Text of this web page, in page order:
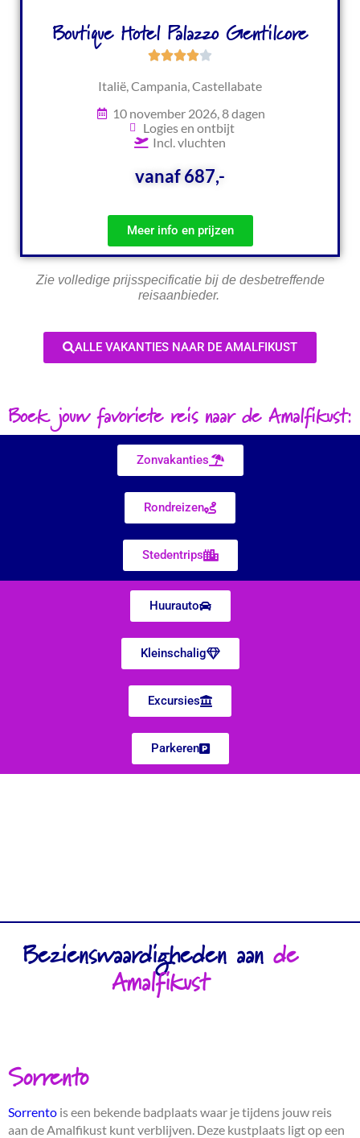
Boutique Hotel Palazzo Gentilcore
Italië, Campania, Castellabate
10 november 2026, 8 dagen
Logies en ontbijt
Incl. vluchten
vanaf 687,-
Meer info en prijzen
Zie volledige prijsspecificatie bij de desbetreffende
reisaanbieder.
ALLE VAKANTIES NAAR DE AMALFIKUST
Boek jouw favoriete reis naar de Amalfikust:
Zonvakanties
Rondreizen
Stedentrips
Huurauto
Kleinschalig
Excursies
Parkeren
Bezienswaardigheden aande
Amalfikust
Sorrento
Sorrento is een bekende badplaats waar je tijdens jouw reis
aan de Amalfikust kunt verblijven. Deze kustplaats ligt op een